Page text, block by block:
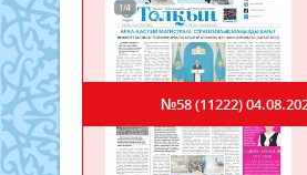
№58 (11222)